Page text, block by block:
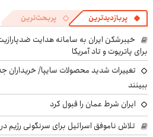
پربازدیدترین پربحث‌ترین
خیبرشکن ایران به سامانه هدایت
برای پاتریوت و تاد آمریکا
ببینند
ایران شرط عمان را قبول کرد
تلاش ناموفق اسرائیل برای سرنگونی رژیم